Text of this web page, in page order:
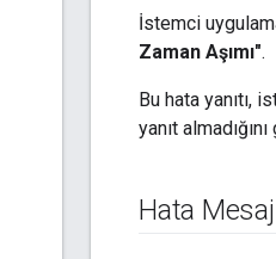
İstemci
Zaman Aşımı".
Bu hata yanıtı,
yanıt
Hata